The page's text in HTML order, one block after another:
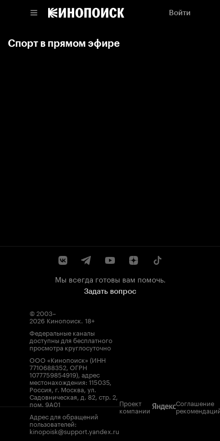
Войти
Спорт в прямом эфире
Мы всегда готовы вам помочь.
Задать вопрос
© 2003–
2026 Кинопоиск. 18+
Федеральные каналы
доступны для бесплатного
просмотра круглосуточно
ООО «Кинопоиск» (ИНН
7710688352, ОГРН
1077759854919), адрес
местонахождения: 115035,
Россия, г. Москва, ул.
Садовническая, д. 82, стр. 2,
пом. 9А01
Адрес для обращений
пользователей:
kinopoisk@support.yandex.ru
Проект
компании
Соглашение